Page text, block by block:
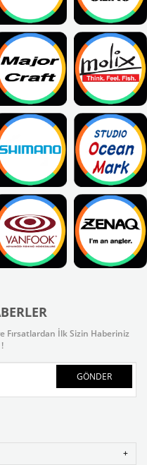
Fırsatlardan İlk Sizin Haberiniz
GÖNDER